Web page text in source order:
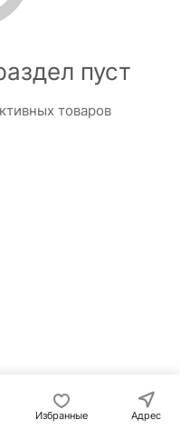
пуст
товаров
Избранные Адрес